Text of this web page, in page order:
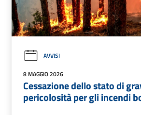
AVVISI
8 MAGGIO 2026
Cessazione dello stato di
pericolosità per gli incendi